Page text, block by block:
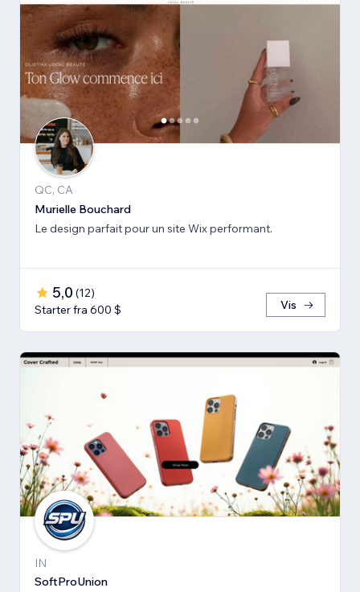
QC, CA
Murielle Bouchard
Le design parfait pour un site Wix performant.
5,0 (12)
Starter fra 600 $
Vis
IN
SoftProUnion